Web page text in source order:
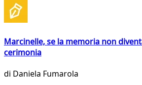
Marcinelle, se la memoria non
cerimonia
di Daniela Fumarola